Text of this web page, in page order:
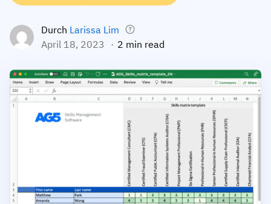
Compliance
Schulungsanforderungen
Audit-Trails
Einblicke
Kompetenzlücken-Analysen
Compliance-Dashboards
ansehen
Chemische Industrie
Lenzing
Ashland
Verpackung
Unternehmen
Über uns
Durch Larissa Lim
April 18, 2023
2 min read